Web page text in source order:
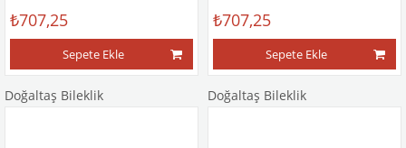
₺707,25
Sepete Ekle
₺707,25
Sepete Ekle
Doğaltaş Bileklik Doğaltaş Bileklik